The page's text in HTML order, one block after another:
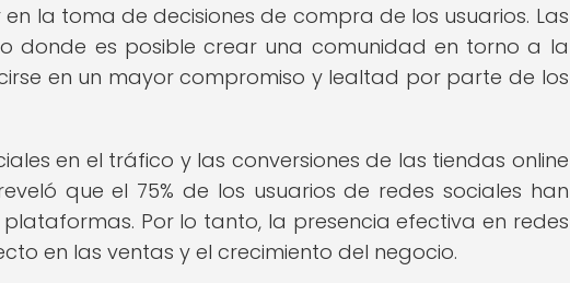
la toma de decisiones de compra de los usuarios. Las
donde es posible crear una comunidad en torno a la
en un mayor compromiso y lealtad por parte de los
en el tráfico y las conversiones de las tiendas online
que el 75% de los usuarios de redes sociales han
Por lo tanto, la presencia efectiva en redes
en las ventas y el crecimiento del negocio.